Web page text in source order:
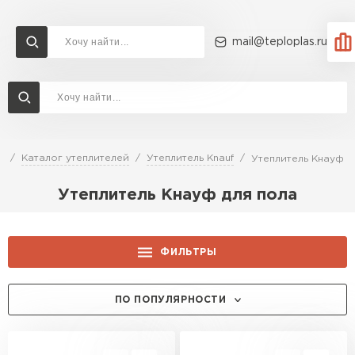
mail@teploplas.ru
Каталог утеплителей Утеплитель Knauf Утеплитель Кнауф
Утеплитель Кнауф для пола
ФИЛЬТРЫ
ПО ПОПУЛЯРНОСТИ
Доставка и оплата
Перейти в каталог
Утеплитель Ветонит
Утеплитель Rockwool
Утеплитель Knauf